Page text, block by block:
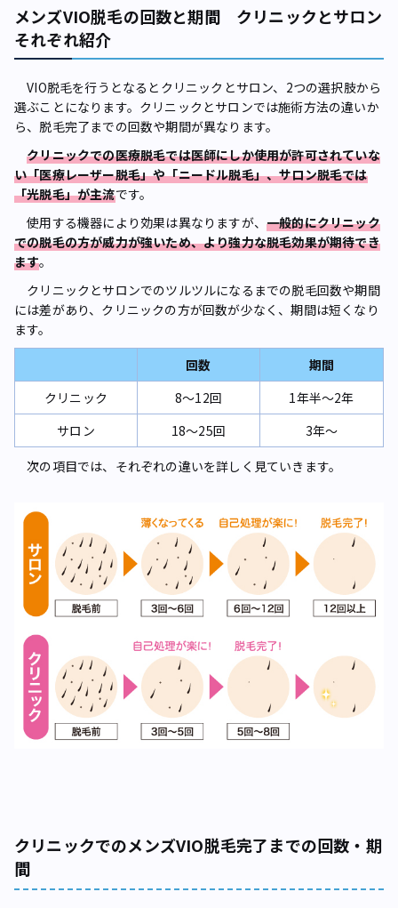
メンズVIO脱毛の回数と期間 クリニックとサロン
それぞれ紹介
VIO脱毛を行うとなるとクリニックとサロン、2つの選択肢から
選ぶことになります。クリニックとサロンでは施術方法の違いか
ら、脱毛完了までの回数や期間が異なります。
クリニックでの医療脱毛では医師にしか使用が許可されていな
い「医療レーザー脱毛」や「ニードル脱毛」、サロン脱毛では
「光脱毛」が主流です。
使用する機器により効果は異なりますが、 一般的にクリニック
での脱毛の方が威力が強いため、より強力な脱毛効果が期待でき
ます。
クリニックとサロンでのツルツルになるまでの脱毛回数や期間
には差があり、クリニックの方が回数が少なく、期間は短くなり
ます。
回数
期間
クリニック
8〜12回
1年半〜2年
サロン
18〜25回
3年〜
次の項目では、それぞれの違いを詳しく見ていきます。
クリニックでのメンズVIO脱毛完了までの回数・期
間